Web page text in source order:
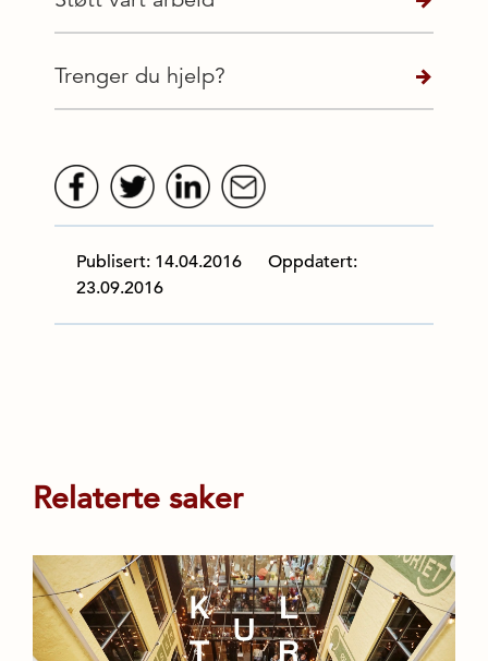
Trenger du hjelp?
Publisert: 14.04.2016
Oppdatert:
23.09.2016
Relaterte saker